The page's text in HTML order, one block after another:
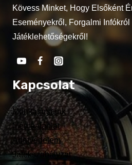
Kövess Minket, Hogy Elsőként
Eseményekről, Forgalmi Infókról
Játéklehetőségekről!
Kapcsolat
Munkatársaink
Médiaajánlat
Adatvédelem
Játékszabályzat